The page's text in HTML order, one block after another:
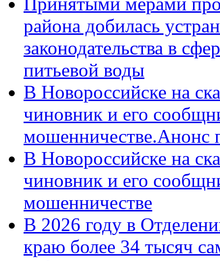
района добилась
законодательства в
питьевой воды
В Новороссийске на
чиновник и его
мошенничестве.Анонс
В Новороссийске на
чиновник и его
мошенничестве
В 2026 году в
краю более 34 тысяч